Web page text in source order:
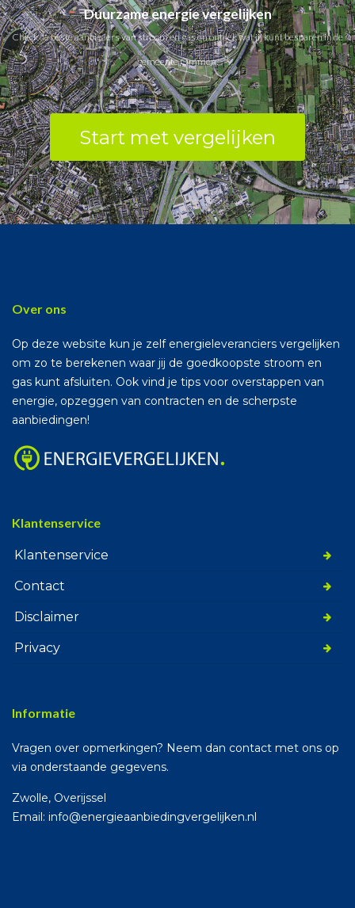
Duurzame energie vergelijken
Check de beste aanbieders van stroom en gas en ontdek wat jij kunt besparen in de
gemeente Ommen.
Start met vergelijken
Over ons
Op deze website kun je zelf energieleveranciers vergelijken
om zo te berekenen waar jij de goedkoopste stroom en
gas kunt afsluiten. Ook vind je tips voor overstappen van
energie, opzeggen van contracten en de scherpste
aanbiedingen!
Klantenservice
Klantenservice
Contact
Disclaimer
Privacy
Informatie
Vragen over opmerkingen? Neem dan contact met ons op
via onderstaande gegevens.
Zwolle, Overijssel
Email: info@energieaanbiedingvergelijken.nl